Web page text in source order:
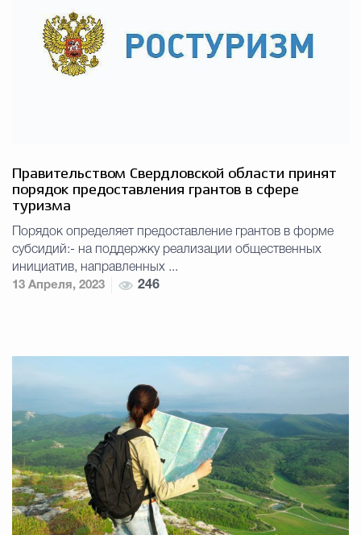
Правительством Свердловской области принят
порядок предоставления грантов в сфере
туризма
Порядок определяет предоставление грантов в форме
субсидий:- на поддержку реализации общественных
инициатив, направленных ...
13 Апреля, 2023
246